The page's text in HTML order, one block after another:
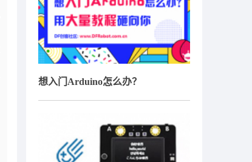
想入门Arduino怎么办？